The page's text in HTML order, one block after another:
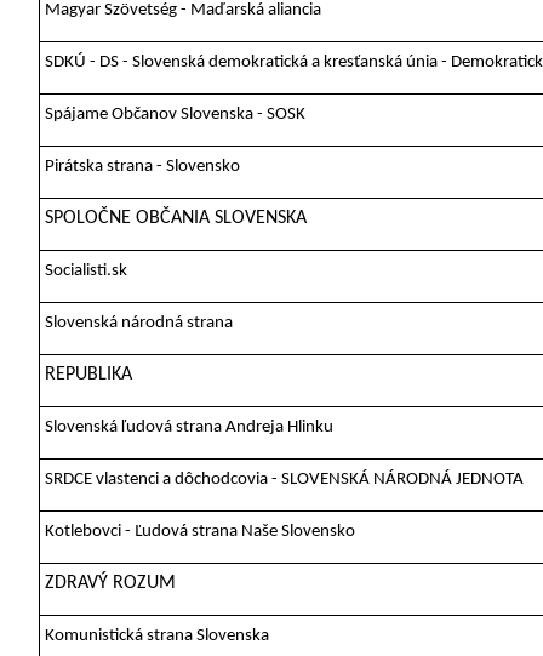
Magyar Szövetség - Maďarská aliancia
SDKÚ - DS - Slovenská demokratická a kresťanská únia -
Spájame Občanov Slovenska - SOSK
Pirátska strana - Slovensko
SPOLOČNE OBČANIA SLOVENSKA
Socialisti.sk
Slovenská národná strana
REPUBLIKA
Slovenská ľudová strana Andreja Hlinku
SRDCE vlastenci a dôchodcovia - SLOVENSKÁ NÁRODNÁ JEDNOTA
Kotlebovci - Ľudová strana Naše Slovensko
ZDRAVÝ ROZUM
Komunistická strana Slovenska